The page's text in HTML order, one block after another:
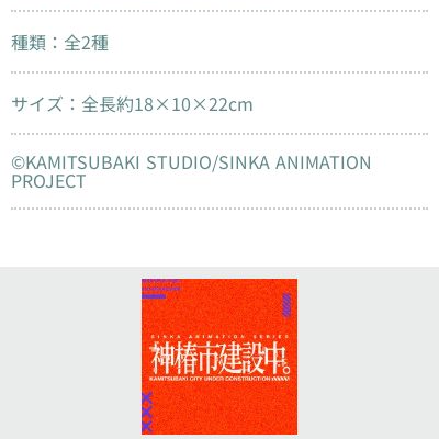
種類：全2種
サイズ：全長約18×10×22cm
©KAMITSUBAKI STUDIO/SINKA ANIMATION
PROJECT